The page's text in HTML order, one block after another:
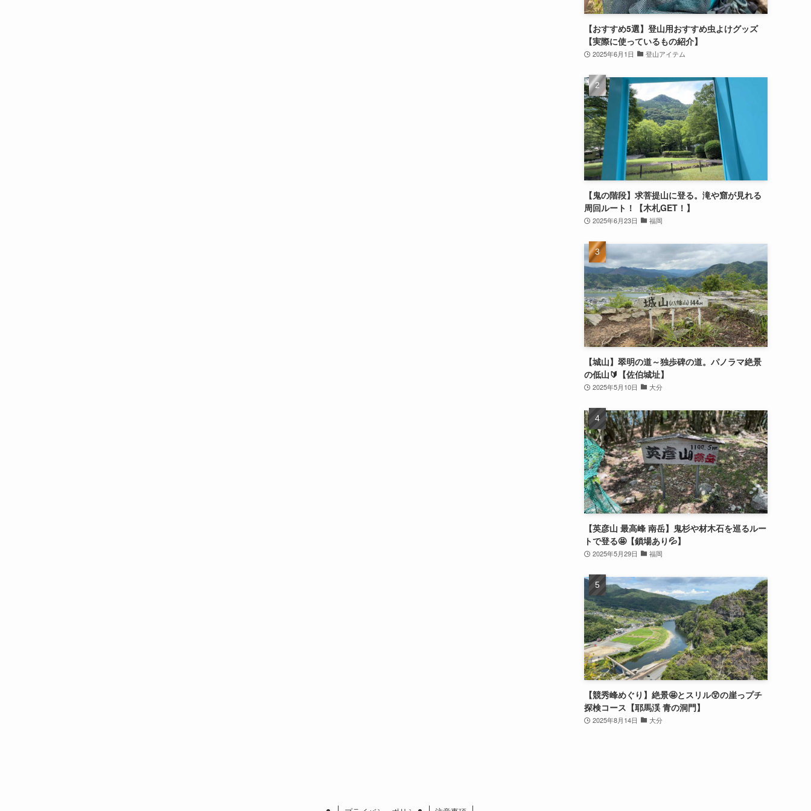
【おすすめ5選】登山用おすすめ虫よけグッズ
【実際に使っているもの紹介】
2025年6月1日 登山アイテム
【鬼の階段】求菩提山に登る。滝や窟が見れる
周回ルート！【木札GET！】
2025年6月23日 福岡
【城山】翠明の道～独歩碑の道。パノラマ絶景
の低山🔰【佐伯城址】
2025年5月10日 大分
【英彦山 最高峰 南岳】鬼杉や材木石を巡るルー
トで登る🤩【鎖場あり💦】
2025年5月29日 福岡
【競秀峰めぐり】絶景🤩とスリル😲の崖っプチ
探検コース【耶馬渓 青の洞門】
2025年8月14日 大分